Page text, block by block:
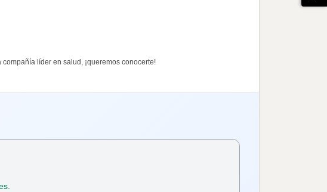
líder en salud, ¡queremos conocerte!